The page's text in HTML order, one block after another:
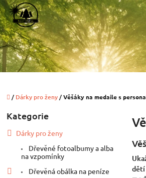
Domů
/ Dárky pro ženy/Věšáky na medaile s
Přeskočit
Kategorie
Dárky pro ženy
Dřevěné fotoalbumy a alba
na vzpomínky
Dřevěná obálka na peníze
dětí